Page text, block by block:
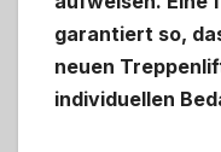
garantiert so,
neuen
individuellen